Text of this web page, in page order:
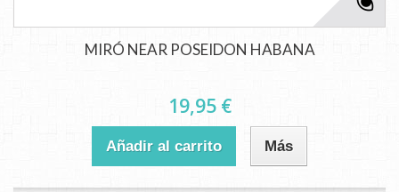
MIRÓ NEAR POSEIDON HABANA
19,95 €
Añadir al carrito Más